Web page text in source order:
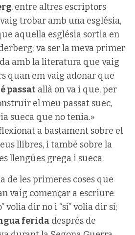
, entre altres escriptors
trobar amb una església,
aquella església sortia en
va ser la meva primer
amb la literatura que vaig
quan em vaig adonar que
passat allà on va i que, per
el meu passat suec,
sueca que no tenia.»
a bastament sobre el
llibres, i també sobre la
llengües grega i sueca.
de les primeres coses que
vaig començar a escriure
volia dir no i “sí” volia dir sí;
ferida després de